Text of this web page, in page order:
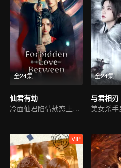
全24集
仙君有劫
冷面仙君陷情劫恋上魔女
全24集
与君相刃
VIP